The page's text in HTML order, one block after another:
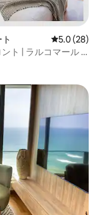
レビュー28
5.0 (28)
ト | ラルコマール |